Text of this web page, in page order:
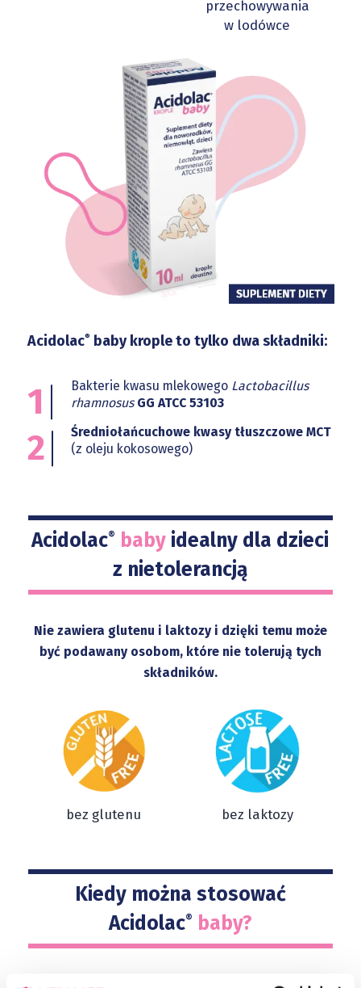
przechowywania
w lodówce
Acidolac® baby krople to tylko dwa składniki:
1 Bakterie kwasu mlekowego Lactobacillus
rhamnosus GG ATCC 53103
2
Średniołańcuchowe kwasy tłuszczowe MCT
(z oleju kokosowego)
Acidolac® baby idealny dla dzieci
z nietolerancją
Nie zawiera glutenu i laktozy i dzięki temu może
być podawany osobom, które nie tolerują tych
składników.
bez glutenu bez laktozy
Kiedy można stosować
Acidolac® baby?
Acidolac można przyjmować w celu